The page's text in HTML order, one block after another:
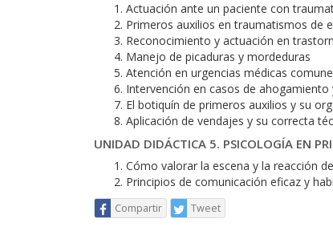
Actuación ante un paciente con
Primeros auxilios en traumatismos de
Reconocimiento y actuación en
Manejo de picaduras y mordeduras
Atención en urgencias médicas
Intervención en casos de
El botiquín de primeros auxilios y su
Aplicación de vendajes y su correcta
UNIDAD DIDÁCTICA 5. PSICOLOGÍA EN
Cómo valorar la escena y la reacción
Principios de comunicación eficaz y
Compartir Tweet